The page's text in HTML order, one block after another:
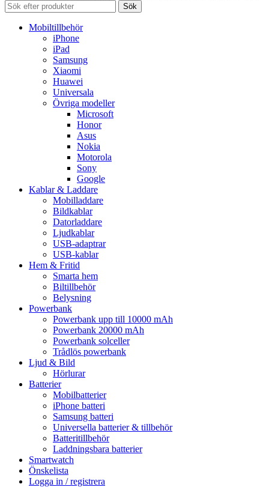
Sök
Mobiltillbehör
iPhone
iPad
Samsung
Xiaomi
Huawei
Universala
Övriga modeller
Microsoft
Honor
Asus
Nokia
Motorola
Sony
Google
Kablar & Laddare
Mobilladdare
Bildkablar
Datorladdare
Ljudkablar
USB-adaptrar
USB-kablar
Hem & Fritid
Smarta hem
Biltillbehör
Belysning
Powerbank
Powerbank upp till 10000 mAh
Powerbank 20000 mAh
Powerbank solceller
Trådlös powerbank
Ljud & Bild
Hörlurar
Batterier
Mobilbatterier
iPhone batteri
Samsung batteri
Universella batterier & tillbehör
Batteritillbehör
Laddningsbara batterier
Smartwatch
Önskelista
Logga in / registrera